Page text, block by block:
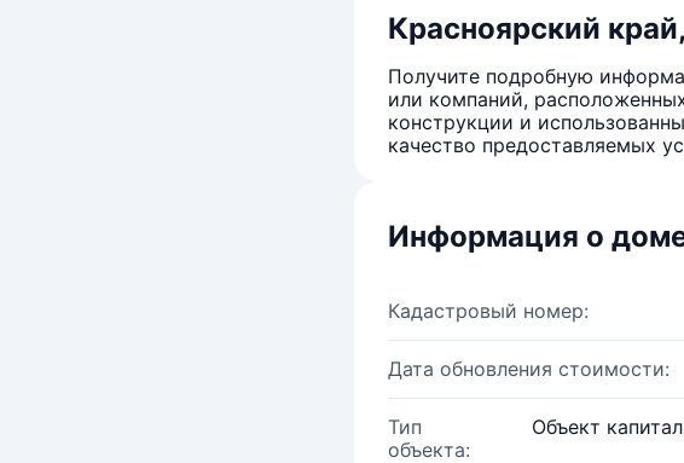
Красноярский
Получите подробную
или компаний,
конструкции и
качество предоставляемых
Информация о
Кадастровый номер:
Дата обновления стоимости:
Тип
объекта:
Объект